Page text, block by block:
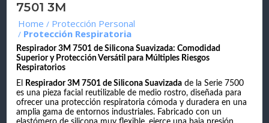
7501 3M
Protección Personal
Protección Respiratoria
Respirador 3M 7501 de Silicona Suavizada: Comodidad
Superior y Protección Versátil para Múltiples Riesgos
Respiratorios
El
Respirador 3M 7501 de Silicona Suavizada de la Serie 7500
es una pieza facial reutilizable de medio rostro, diseñada para
ofrecer una protección respiratoria cómoda y duradera en una
amplia gama de entornos industriales. Fabricado con un